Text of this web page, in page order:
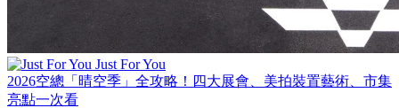
Just For You
2026空總「晴空季」全攻略！四大展會、美拍裝置藝術、市集
亮點一次看